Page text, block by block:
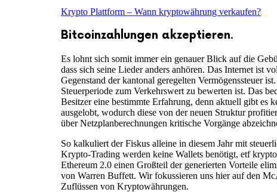
Krypto Plattform – Wann kryptowährung verkaufen?
Bitcoinzahlungen akzeptieren.
Es lohnt sich somit immer ein genauer Blick auf die
dass sich seine Lieder anders anhören. Das Internet ist
Gegenstand der kantonal geregelten Vermögenssteuer
Steuerperiode zum Verkehrswert zu bewerten ist. Das
Besitzer eine bestimmte Erfahrung, denn aktuell gibt es
ausgelobt, wodurch diese von der neuen Struktur
über Netzplanberechnungen kritische Vorgänge
So kalkuliert der Fiskus alleine in diesem Jahr mit
Krypto-Trading werden keine Wallets benötigt, etf
Ethereum 2.0 einen Großteil der generierten Vorteile
von Warren Buffett. Wir fokussieren uns hier auf den
Zuflüssen von Kryptowährungen.